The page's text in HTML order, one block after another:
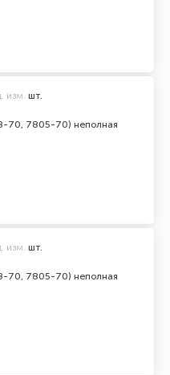
70, 7805-70) неполная
изм. шт.
70, 7805-70) неполная
изм. шт.